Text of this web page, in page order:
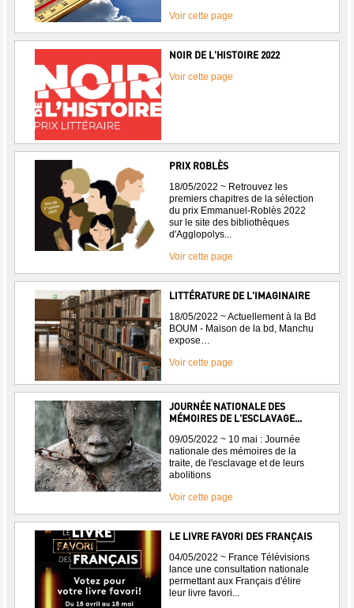
Voir cette page
NOIR DE L'HISTOIRE 2022
Voir cette page
PRIX ROBLÈS
18/05/2022 ~ Retrouvez les
premiers chapitres de la sélection
du prix Emmanuel-Roblès 2022
sur le site des bibliothèques
d'Agglopolys...
Voir cette page
LITTÉRATURE DE L'IMAGINAIRE
18/05/2022 ~ Actuellement à la Bd
BOUM - Maison de la bd, Manchu
expose…
Voir cette page
JOURNÉE NATIONALE DES
MÉMOIRES DE L'ESCLAVAGE...
09/05/2022 ~ 10 mai : Journée
nationale des mémoires de la
traite, de l'esclavage et de leurs
abolitions
Voir cette page
LE LIVRE FAVORI DES FRANÇAIS
04/05/2022 ~ France Télévisions
lance une consultation nationale
permettant aux Français d'élire
leur livre favori...